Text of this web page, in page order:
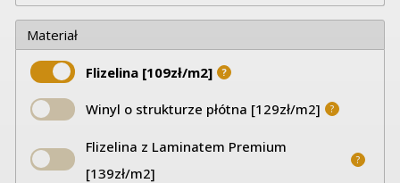
Materiał
Flizelina [109zł/m2] ?
Winyl o strukturze płótna [129zł/m2] ?
Flizelina z Laminatem Premium
[139zł/m2]
?